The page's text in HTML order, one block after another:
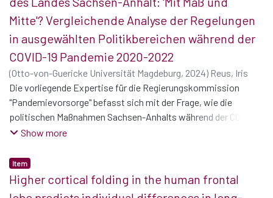
Mitte'? Vergleichende Analyse der Regelungen
in ausgewählten Politikbereichen während der
COVID-19 Pandemie 2020-2022
(Otto-von-Guericke Universität Magdeburg, 2024) Reus, Iris
Die vorliegende Expertise für die Regierungskommission
"Pandemievorsorge" befasst sich mit der Frage, wie die
politischen Maßnahmen Sachsen-Anhalts während der COVID-
19 Pandemie im Vergleich mit denen der anderen Bundesländer
Ministerpräsident Haseloff, nach dem die Landesregierung
versucht habe, im Rahmen der Möglichkeiten mit Maß und
Mitte‘ zu agieren. Betrachtet wurden die Regelungen aller 16
Show more
Item
Higher cortical folding in the human frontal